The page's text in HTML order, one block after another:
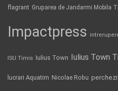
flagrant Gruparea de Jandarmi Mobila
Impactpress
ISU Timis Iulius Town Iulius Town
lucrari Aquatim Nicolae Robu